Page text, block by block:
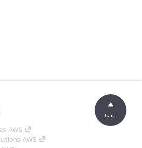
AWS
AWS
haut